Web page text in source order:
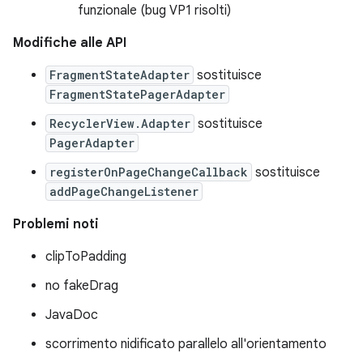
funzionale (bug VP1 risolti)
Modifiche alle API
FragmentStateAdapter sostituisce
FragmentStatePagerAdapter
RecyclerView.Adapter sostituisce
PagerAdapter
registerOnPageChangeCallback sostituisce
addPageChangeListener
Problemi noti
clipToPadding
no fakeDrag
JavaDoc
scorrimento nidificato parallelo all'orientamento